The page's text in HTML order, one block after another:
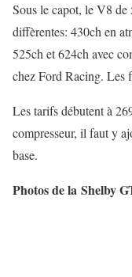
Sous le capot, le V8 de
diffèrentes: 430ch en
525ch et 624ch avec
chez Ford Racing. Les
Les tarifs débutent à
compresseur, il faut y
base.
Photos de la Shelby